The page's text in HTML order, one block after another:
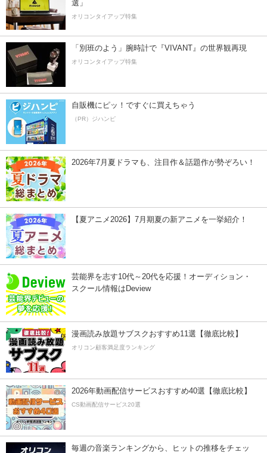
選」
オリコンタイアップ特集
「別班のよう」腕時計で『VIVANT』の世界観再現
オリコンタイアップ特集
自販機にピッ！ですぐに買えちゃう
（PR）ジハンピ
2026年7月夏ドラマも、注目作＆話題作が勢ぞろい！
【夏アニメ2026】7月期夏の新アニメを一挙紹介！
芸能界を志す10代～20代を応援！オーディション・
スクール情報はDeview
漫画読み放題サブスクおすすめ11選【徹底比較】
オリコン顧客満足度ランキング
2026年動画配信サービスおすすめ40選【徹底比較】
CS動画配信サービス20選
毎週の音楽ランキングから、ヒットの推移をチェッ